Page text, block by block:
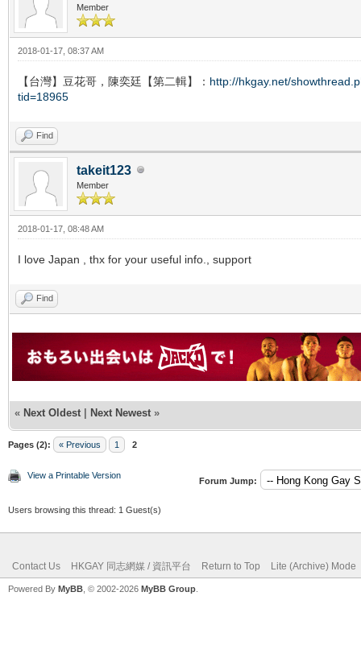
Member
2018-01-17, 08:37 AM
【台灣】豆花哥，陳奕廷【第二輯】： http://hkgay.net/
tid=18965
Find
takeit123
Member
2018-01-17, 08:48 AM
I love Japan , thx for your useful info., support
Find
« Next Oldest | Next Newest »
Pages (2): « Previous 1 2
View a Printable Version
Forum Jump:
Users browsing this thread: 1 Guest(s)
Contact Us HKGAY 同志網媒 / 資訊平台 Return to Top Lite (Archive) Mode
Powered By MyBB , © 2002-2026 MyBB Group